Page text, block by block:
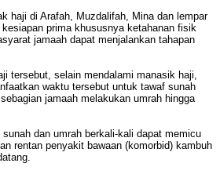
haji di Arafah, Muzdalifah, Mina dan lempar
prima khususnya ketahanan fisik
jamaah dapat menjalankan tahapan
tersebut, selain mendalami manasik haji,
waktu tersebut untuk tawaf sunah
jamaah melakukan umrah hingga
dan umrah berkali-kali dapat memicu
rentan penyakit bawaan (komorbid) kambuh